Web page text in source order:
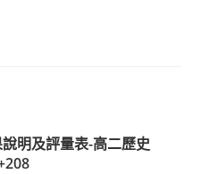
明及評量表-高二歷史